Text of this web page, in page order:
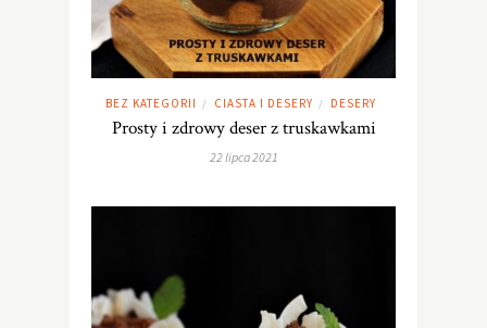
BEZ KATEGORII / CIASTA I DESERY / DESERY
Prosty i zdrowy deser z truskawkami
22 lipca 2021